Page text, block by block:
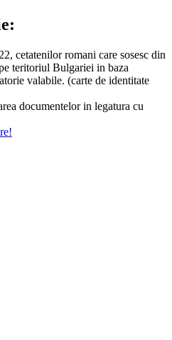
cetatenilor romani care sosesc din
teritoriul Bulgariei in baza
valabile. (carte de identitate
documentelor in legatura cu